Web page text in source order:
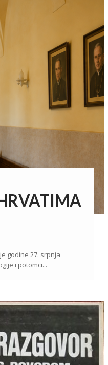
je godine 27. srpnja
i potomci...